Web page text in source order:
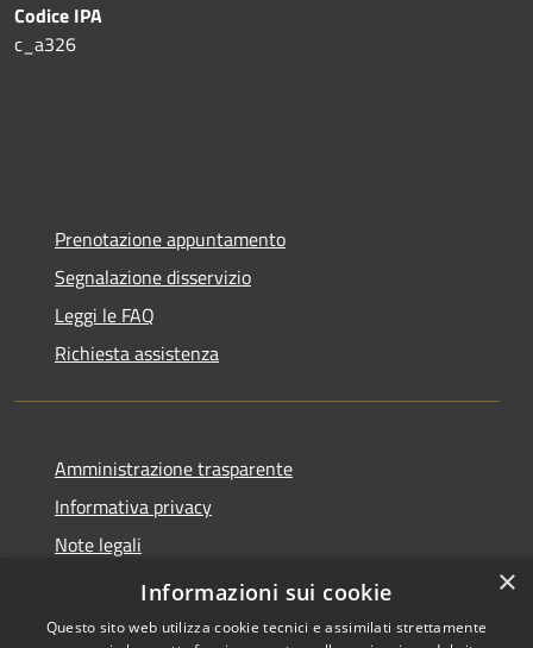
Codice IPA
c_a326
Prenotazione appuntamento
Segnalazione disservizio
Leggi le FAQ
Richiesta assistenza
Amministrazione trasparente
Informativa privacy
Note legali
Dichiarazione di accessibilità
×
Informazioni sui cookie
Questo sito web utilizza cookie tecnici e assimilati strettamente